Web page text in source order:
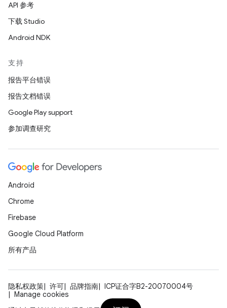
API 参考
下载 Studio
Android NDK
支持
报告平台错误
报告文档错误
Google Play support
参加调查研究
Android
Chrome
Firebase
Google Cloud Platform
所有产品
隐私权政策 许可 品牌指南
ICP证合字B2-20070004号
Manage cookies